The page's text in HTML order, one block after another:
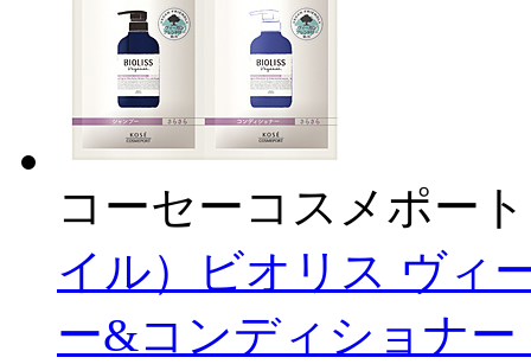
コーセーコスメポート
イル）ビオリス ヴィ
ー&コンディショナ